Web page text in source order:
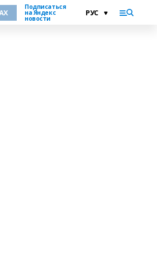
Подписаться
на Яндекс
новости